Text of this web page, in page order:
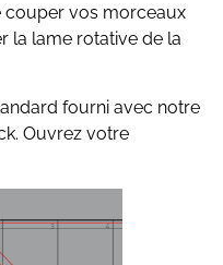
couper vos morceaux
la lame rotative de la
fourni avec notre
Ouvrez votre